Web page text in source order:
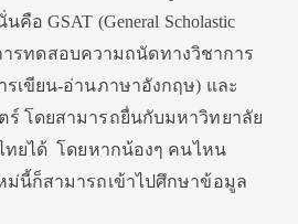
อ GSAT (General Scholastic
การทดสอบความถนัดทางวิชาการ
เขียน-อ่านภาษาอังกฤษ) และ
โดยสามารถยื่นกับมหาวิทยาลัย
ทยได้ โดยหากน้องๆ คนไหน
ม่นี้ก็สามารถเข้าไปศึกษาข้อมูล